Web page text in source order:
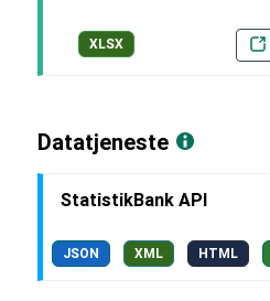
XLSX
Datatjeneste
StatistikBank API
JSON XML HTML